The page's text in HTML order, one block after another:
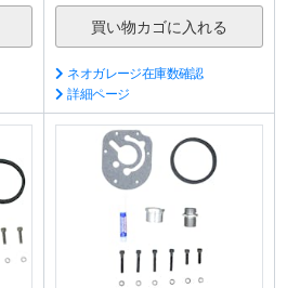
ネオガレージ在庫数確認
詳細ページ